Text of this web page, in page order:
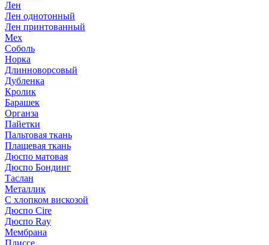
Лен
Лен однотонный
Лен принтованный
Мех
Соболь
Норка
Длинноворсовый
Дубленка
Кролик
Барашек
Органза
Пайетки
Пальтовая ткань
Плащевая ткань
Дюспо матовая
Дюспо Бондинг
Таслан
Металлик
С хлопком вискозой
Дюспо Cire
Дюспо Ray
Мембрана
Плиссе